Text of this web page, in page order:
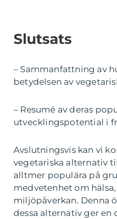
Slutsats
– Sammanfattning av
betydelsen av
– Resumé av deras
utvecklingspotential i
Avslutningsvis kan vi
vegetariska alternativ
alltmer populära på
medvetenhet om
miljöpåverkan. Denna
dessa alternativ ger